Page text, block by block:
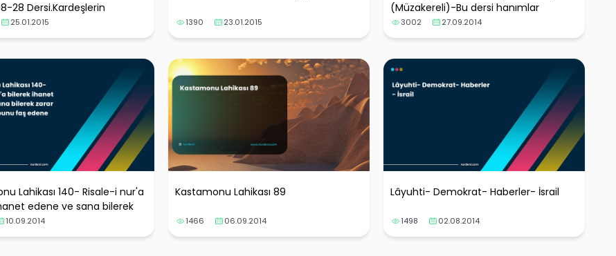
28 Dersi.Kardeşlerin
öne alındı)
25.01.2015 1390 23.01.2015
(Müzakereli)-Bu dersi hanımlar
istemişti.
3002 27.09.2014
Lahikası 140- Risale-i nur'a
edene ve sana bilerek
kız bunu faş edene
10.09.2014
Kastamonu Lahikası 89
1466 06.09.2014
Lâyuhti- Demokrat- Haberler- İsrail
1498 02.08.2014